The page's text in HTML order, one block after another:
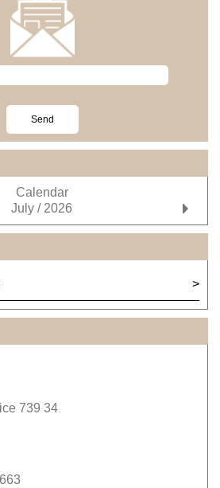
Calendar
July / 2026
739 34